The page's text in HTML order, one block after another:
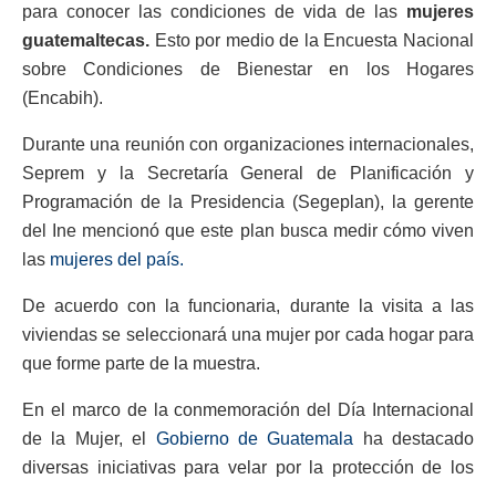
para conocer las condiciones de vida de las mujeres
guatemaltecas. Esto por medio de la Encuesta Nacional
sobre Condiciones de Bienestar en los Hogares
(Encabih).
Durante una reunión con organizaciones internacionales,
Seprem y la Secretaría General de Planificación y
Programación de la Presidencia (Segeplan), la gerente
del Ine mencionó que este plan busca medir cómo viven
las mujeres del país.
De acuerdo con la funcionaria, durante la visita a las
viviendas se seleccionará una mujer por cada hogar para
que forme parte de la muestra.
En el marco de la conmemoración del Día Internacional
de la Mujer, el
Gobierno de Guatemala ha destacado
diversas iniciativas para velar por la protección de los